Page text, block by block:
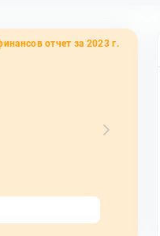
отчет за 2023 г.